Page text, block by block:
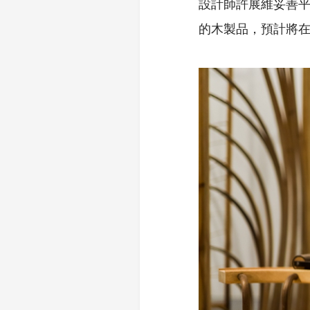
的木製品，預計將